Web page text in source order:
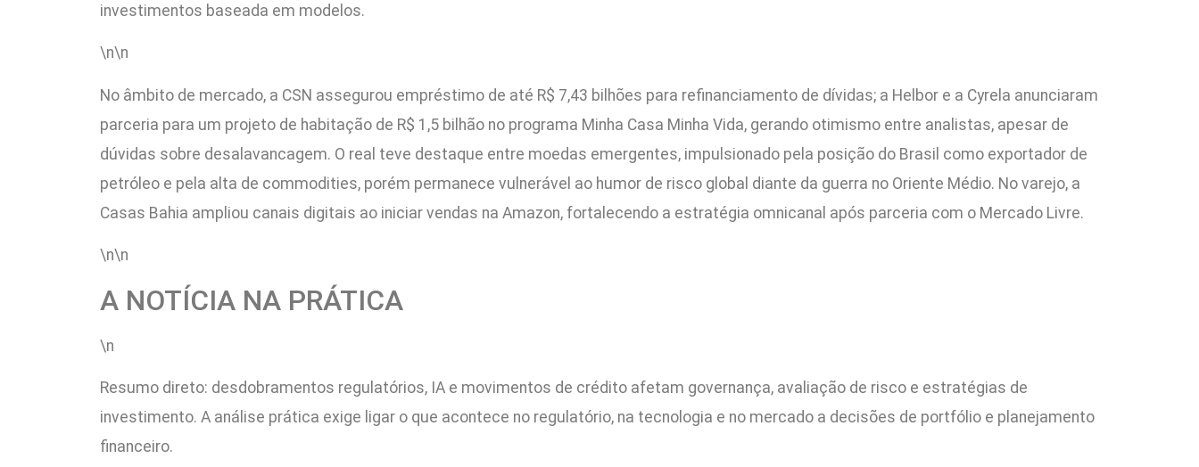
investimentos baseada em modelos.
\n\n
No âmbito de mercado, a CSN assegurou empréstimo de até R$ 7,43 bilhões para refinanciamento de dívidas; a Helbor e a Cyrela anunciaram
parceria para um projeto de habitação de R$ 1,5 bilhão no programa Minha Casa Minha Vida, gerando otimismo entre analistas, apesar de
dúvidas sobre desalavancagem. O real teve destaque entre moedas emergentes, impulsionado pela posição do Brasil como exportador de
petróleo e pela alta de commodities, porém permanece vulnerável ao humor de risco global diante da guerra no Oriente Médio. No varejo, a
Casas Bahia ampliou canais digitais ao iniciar vendas na Amazon, fortalecendo a estratégia omnicanal após parceria com o Mercado Livre.
\n\n
A NOTÍCIA NA PRÁTICA
\n
Resumo direto: desdobramentos regulatórios, IA e movimentos de crédito afetam governança, avaliação de risco e estratégias de
investimento. A análise prática exige ligar o que acontece no regulatório, na tecnologia e no mercado a decisões de portfólio e planejamento
financeiro.